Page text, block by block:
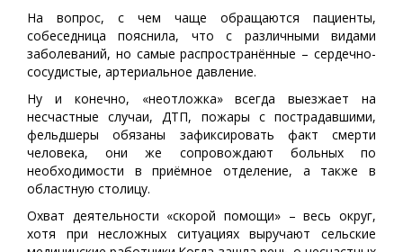
На вопрос, с чем чаще обращаются пациенты,
собеседница пояснила, что с различными видами
заболеваний, но самые распространённые – сердечно-
сосудистые, артериальное давление.
Ну и конечно, «неотложка» всегда выезжает на
несчастные случаи, ДТП, пожары с пострадавшими,
фельдшеры обязаны зафиксировать факт смерти
человека, они же сопровождают больных по
необходимости в приёмное отделение, а также в
областную столицу.
Охват деятельности «скорой помощи» – весь округ,
хотя при несложных ситуациях выручают сельские